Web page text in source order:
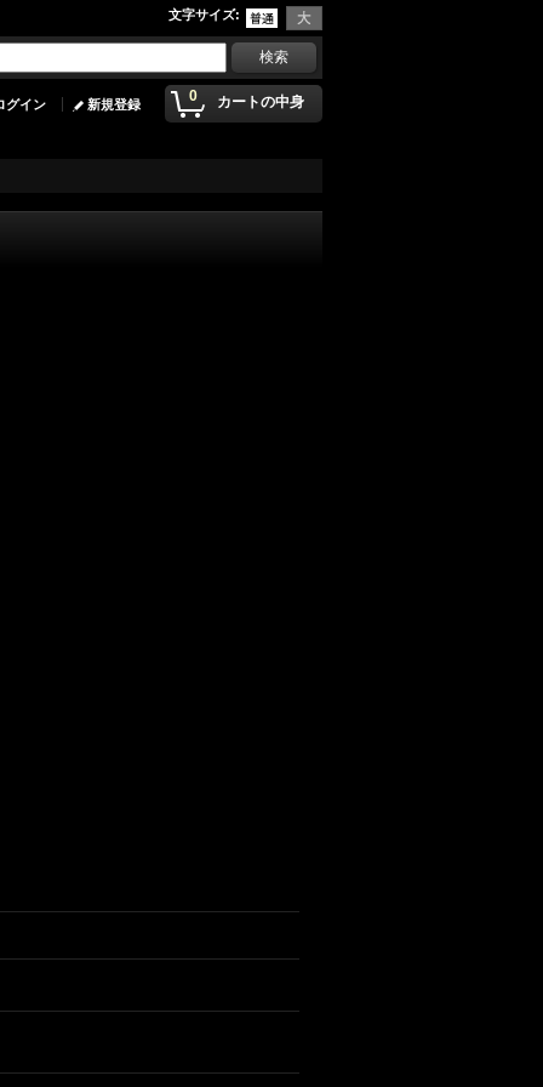
文字サイズ:
0 カートの中身
グイン 新規登録